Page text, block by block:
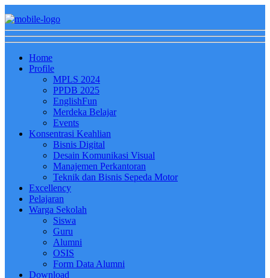
Home
Profile
MPLS 2024
PPDB 2025
EnglishFun
Merdeka Belajar
Events
Konsentrasi Keahlian
Bisnis Digital
Desain Komunikasi Visual
Manajemen Perkantoran
Teknik dan Bisnis Sepeda Motor
Excellency
Pelajaran
Warga Sekolah
Siswa
Guru
Alumni
OSIS
Form Data Alumni
Download